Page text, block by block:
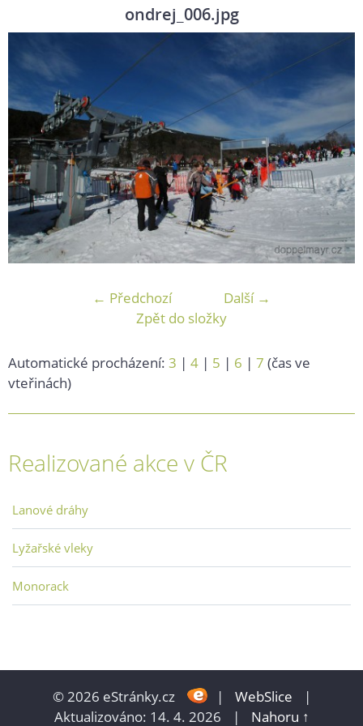
ondrej_006.jpg
← Předchozí
Další →
Zpět do složky
Automatické procházení: 3 | 4 | 5 | 6 | 7 (čas ve
vteřinách)
Realizované akce v ČR
Lanové dráhy
Lyžařské vleky
Monorack
© 2026 eStránky.cz | WebSlice
|
Aktualizováno: 14. 4. 2026
| Nahoru ↑